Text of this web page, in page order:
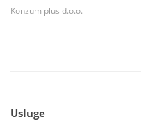
Konzum plus d.o.o.
Usluge